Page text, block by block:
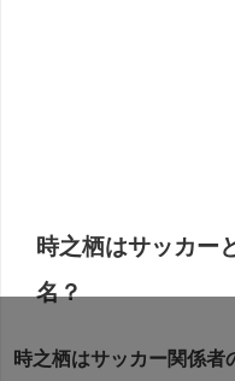
時之栖はサッカー
名？
時之栖はサッカー関係者